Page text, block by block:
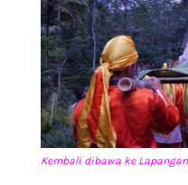
Kembali dibawa ke